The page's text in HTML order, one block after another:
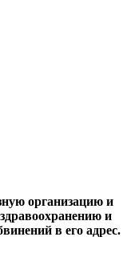
организацию и
и
в его адрес.